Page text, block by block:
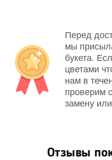
Перед
мы
букета.
цветами
нам в
проверим
замену
Отзывы